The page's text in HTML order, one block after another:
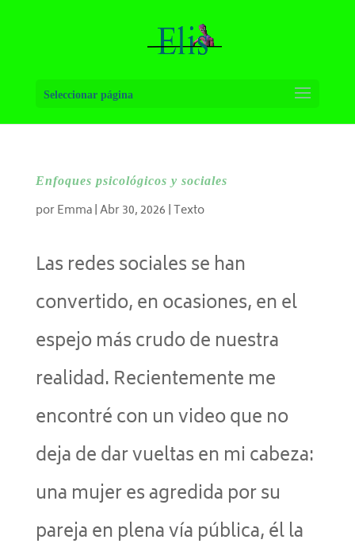
Seleccionar página
Enfoques psicológicos y sociales
porEmma|Abr 30, 2026 |Texto
Las redes sociales se han
convertido, en ocasiones, en el
espejo más crudo de nuestra
realidad. Recientemente me
encontré con un video que no
deja de dar vueltas en mi cabeza:
una mujer es agredida por su
pareja en plena vía pública, él la